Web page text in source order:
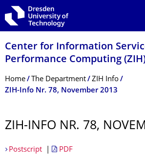
Skip to main navigation
Skip to search
Skip to content
Center for Information
Performance Computing
Breadcrumb Menu
Home The Department
ZIH Info
ZIH-Info Nr. 78, November 2013
ZIH-INFO NR. 78,
Postscript| PDF